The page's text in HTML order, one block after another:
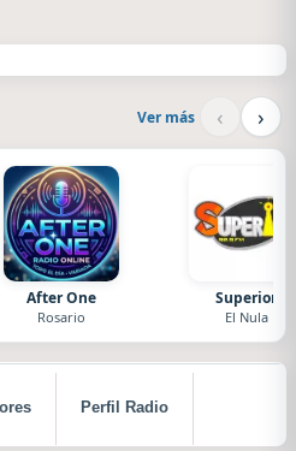
Ver más ‹ ›
After One
Rosario
Superior
El Nula
Perfil Radio